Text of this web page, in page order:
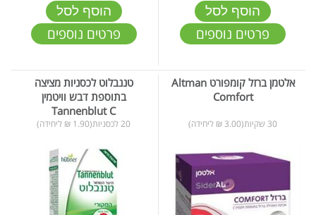
הוסף לסל
פרטים נוספים
הוסף לסל
פרטים נוספים
אלטמן ברזל קומפורט Altman
Comfort
30 שקיות(3.00 ₪ ליחידה)
טננבלוט לכסניות מציצה
בתוספת דבש וויטמין
Tannenblut C
20 לכסניות(1.90 ₪ ליחידה)